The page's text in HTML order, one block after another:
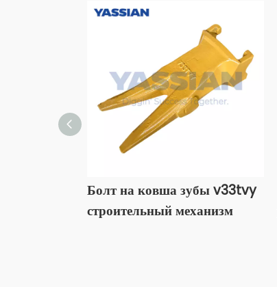
Болт на ковша зубы v33tvy
строительный механизм